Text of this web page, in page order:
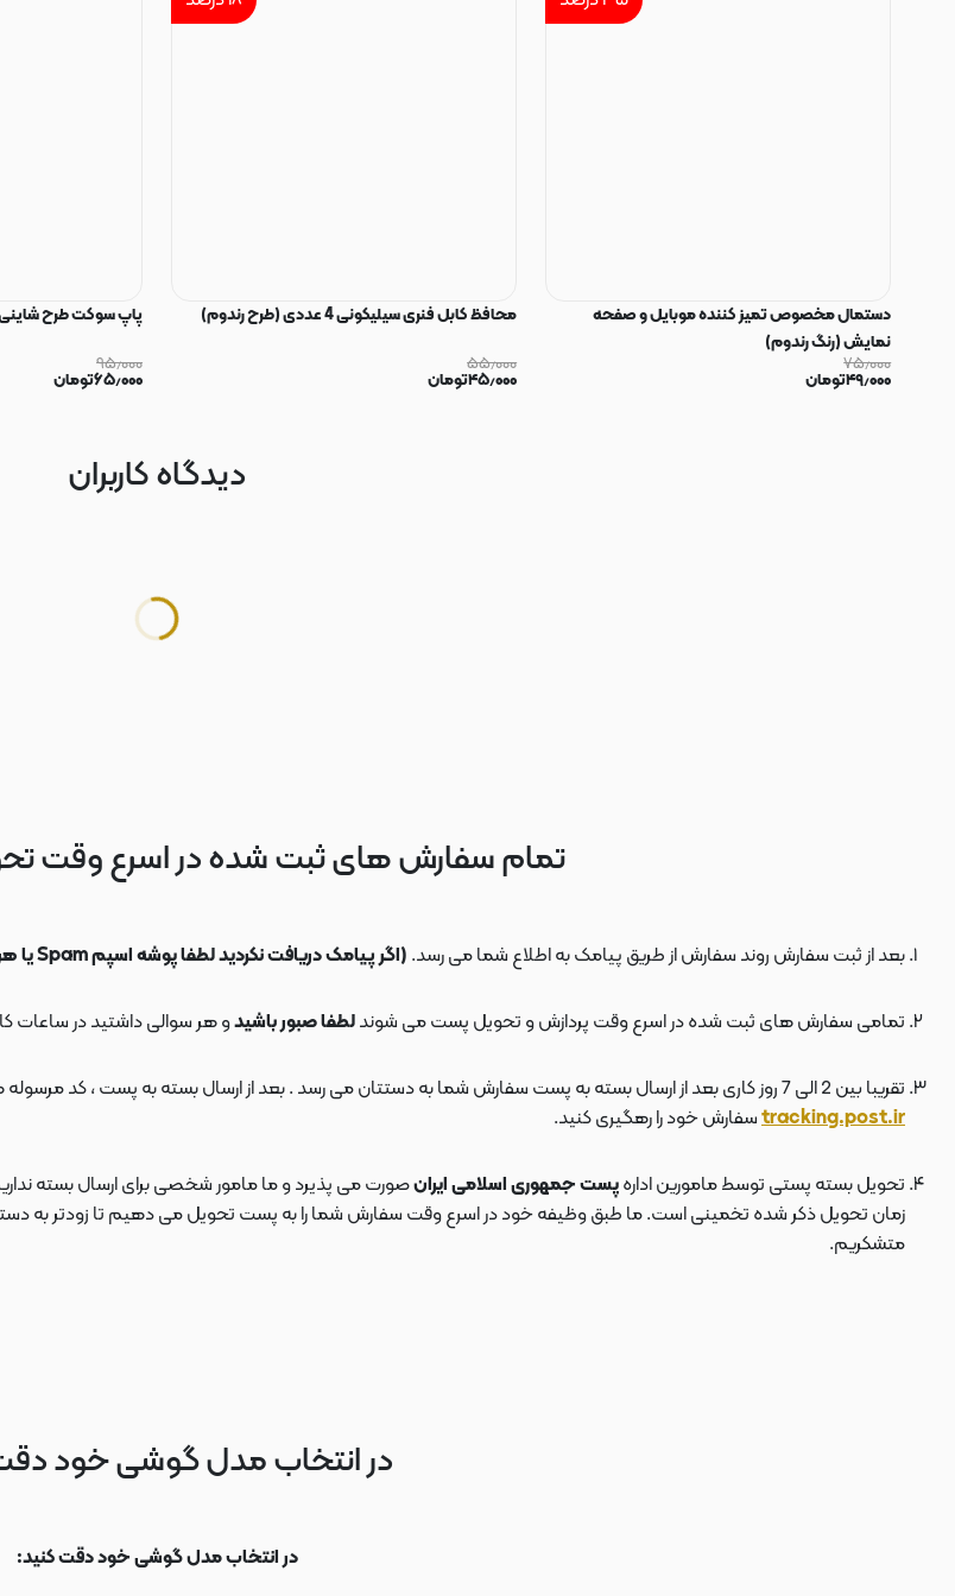
دستمال مخصوص تمیز کننده موبایل و صفحه
نمایش (رنگ رندوم)
۷۵٫۰۰۰
۴۹٫۰۰۰تومان
محافظ کابل فنری سیلیکونی 4 عددی (طرح رندوم)
۵۵٫۰۰۰
۴۵٫۰۰۰تومان
پاپ سوکت طرح شاینی
۹۵٫۰۰۰
۶۵٫۰۰۰تومان
دیدگاه کاربران
تمام سفارش های ثبت شده در اسرع وقت
بعد از ثبت سفارش روند سفارش از طریق پیامک به اطلاع شما می رسد. (اگر پیامک دریافت نکردید لطفا پوشه اسپم Spam یا هرزنامه گوشی خود را چک کنید)
تمامی سفارش های ثبت شده در اسرع وقت پردازش و تحویل پست می شوندلطفا صبور باشیدو هر سوالی داشتید در ساعات
تقریبا بین 2 الی 7 روز کاری بعد از ارسال بسته به پست سفارش شما به دستتان می رسد . بعد از ارسال بسته به پست ، کد مرسوله هم برای شما پیامک می شود که توسط آن می توانید در سایت پست به نشانی
tracking.post.irسفارش خود را رهگیری کنید.
تحویل بسته پستی توسط مامورین ادارهپست جمهوری اسلامی ایرانصورت می پذیرد و ما مامور شخصی برای ارسال بسته
زمان تحویل ذکر شده تخمینی است. ما طبق وظیفه خود در اسرع وقت سفارش شما را به پست تحویل می دهیم تا زودتر به دستتان
متشکریم.
در انتخاب مدل گوشی خود
در انتخاب مدل گوشی خود دقت کنید: